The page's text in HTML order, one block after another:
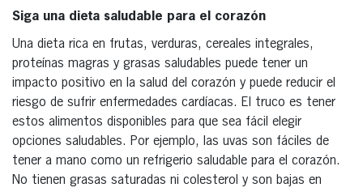
Siga una dieta saludable para el corazón
Una dieta rica en frutas, verduras, cereales integrales,
proteínas magras y grasas saludables puede tener un
impacto positivo en la salud del corazón y puede reducir el
riesgo de sufrir enfermedades cardíacas. El truco es tener
estos alimentos disponibles para que sea fácil elegir
opciones saludables. Por ejemplo, las uvas son fáciles de
tener a mano como un refrigerio saludable para el corazón.
No tienen grasas saturadas ni colesterol y son bajas en